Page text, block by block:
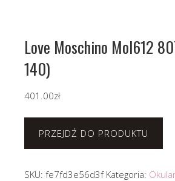
Love Moschino Mol612
140)
401.00zł
PRZEJDŹ DO PRODUKTU
SKU: fe7fd3e56d3f Kategoria: